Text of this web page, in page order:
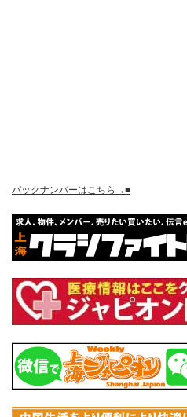
バックナンバーはこちら→■